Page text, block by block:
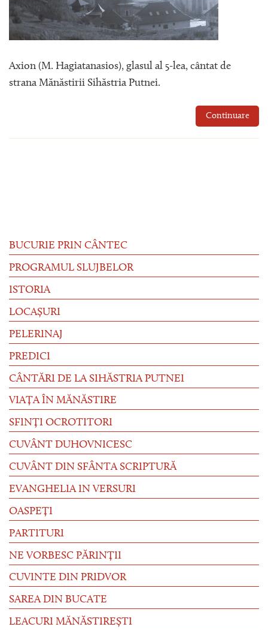
Axion (M. Hagiatanasios), glasul al 5-lea, cântat de
strana Mănăstirii Sihăstria Putnei.
Continuare
BUCURIE PRIN CÂNTEC
PROGRAMUL SLUJBELOR
ISTORIA
LOCAȘURI
PELERINAJ
PREDICI
CÂNTĂRI DE LA SIHĂSTRIA PUTNEI
VIAȚA ÎN MĂNĂSTIRE
SFINȚI OCROTITORI
CUVÂNT DUHOVNICESC
CUVÂNT DIN SFÂNTA SCRIPTURĂ
EVANGHELIA IN VERSURI
OASPEȚI
PARTITURI
NE VORBESC PĂRINȚII
CUVINTE DIN PRIDVOR
SAREA DIN BUCATE
LEACURI MĂNĂSTIREȘTI